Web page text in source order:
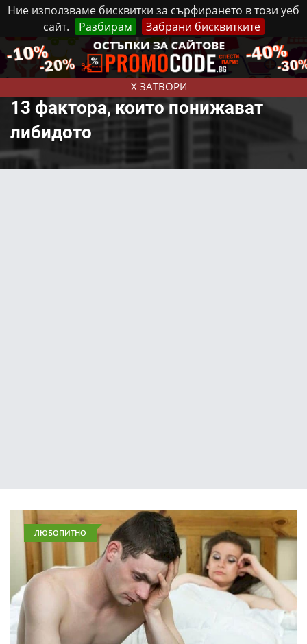
Ние използваме бисквитки за сърфирането в този уеб
сайт.
Разбирам Забрани бисквитките
X ЗАТВОРИ
Събота, 8 Август, 2026 Реклама Контакти
13 фактора, които понижават
либидото
ЛЮБОПИТНО